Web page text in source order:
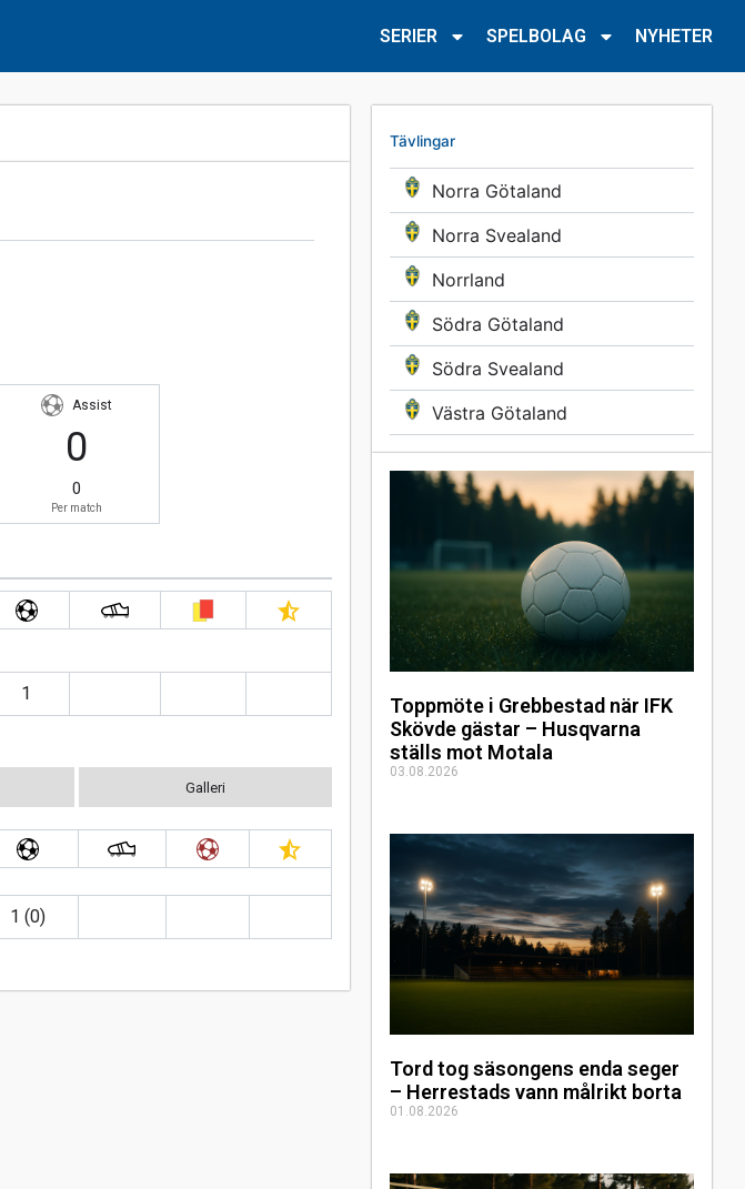
SERIER SPELBOLAG NYHETER
Tävlingar
Norra Götaland
Norra Svealand
Norrland
Södra Götaland
Södra Svealand
Västra Götaland
Toppmöte i Grebbestad när IFK
Skövde gästar – Husqvarna
ställs mot Motala
03.08.2026
Tord tog säsongens enda seger
– Herrestads vann målrikt borta
01.08.2026
Assist
0
0
Per match
1
Galleri
1 (0)